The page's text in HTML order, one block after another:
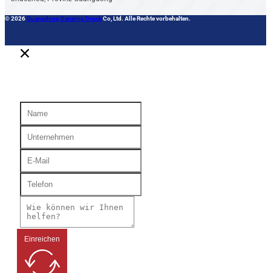
© 2026Guangdong Danqing DruckCo, Ltd. Alle Rechte vorbehalten.
Einreichen